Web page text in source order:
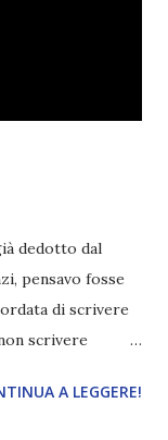
dedotto dal
pensavo fosse
di scrivere
scrivere
Semplicemente
A LEGGERE!